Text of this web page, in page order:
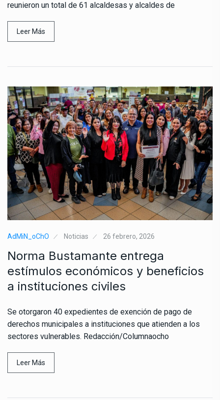
reunieron un total de 61 alcaldesas y alcaldes de
Leer Más
AdMiN_oChO Noticias 26 febrero, 2026
Norma Bustamante entrega
estímulos económicos y beneficios
a instituciones civiles
Se otorgaron 40 expedientes de exención de pago de
derechos municipales a instituciones que atienden a los
sectores vulnerables. Redacción/Columnaocho
Leer Más